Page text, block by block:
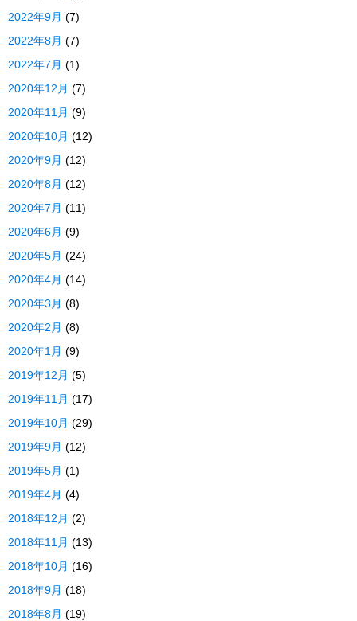
2022年9月 (7)
2022年8月 (7)
2022年7月 (1)
2020年12月 (7)
2020年11月 (9)
2020年10月 (12)
2020年9月 (12)
2020年8月 (12)
2020年7月 (11)
2020年6月 (9)
2020年5月 (24)
2020年4月 (14)
2020年3月 (8)
2020年2月 (8)
2020年1月 (9)
2019年12月 (5)
2019年11月 (17)
2019年10月 (29)
2019年9月 (12)
2019年5月 (1)
2019年4月 (4)
2018年12月 (2)
2018年11月 (13)
2018年10月 (16)
2018年9月 (18)
2018年8月 (19)